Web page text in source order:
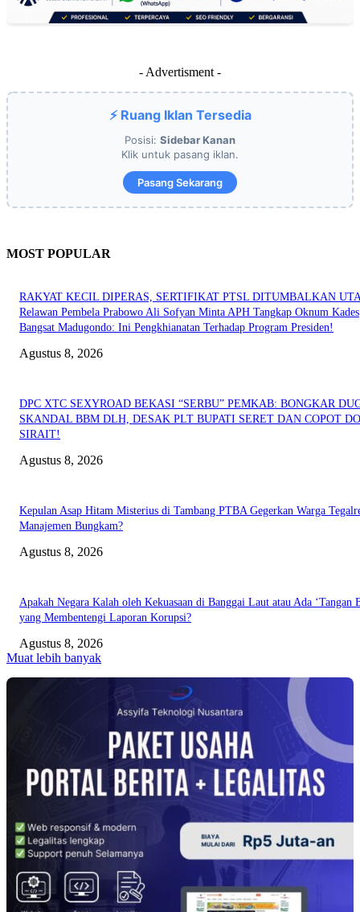
- Advertisment -
⚡ Ruang Iklan Tersedia
Posisi: Sidebar Kanan
Klik untuk pasang iklan.
Pasang Sekarang
MOST POPULAR
RAKYAT KECIL DIPERAS, SERTIFIKAT PTSL DITUMBALKAN
Relawan Pembela Prabowo Ali Sofyan Minta APH Tangkap Oknum Kades
Bangsat Madugondo: Ini Pengkhianatan Terhadap Program Presiden!
Agustus 8, 2026
DPC XTC SEXYROAD BEKASI “SERBU” PEMKAB: BONGKAR
SKANDAL BBM DLH, DESAK PLT BUPATI SERET DAN COPOT
SIRAIT!
Agustus 8, 2026
Kepulan Asap Hitam Misterius di Tambang PTBA Gegerkan Warga
Manajemen Bungkam?
Agustus 8, 2026
Apakah Negara Kalah oleh Kekuasaan di Banggai Laut atau Ada ‘Tangan
yang Membentengi Laporan Korupsi?
Agustus 8, 2026
Muat lebih banyak